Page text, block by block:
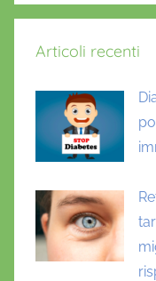
o
o
d
a
t
i
o
n
,
Articoli recenti